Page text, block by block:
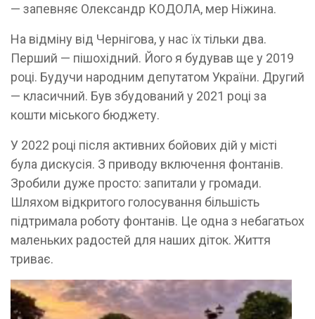
— запевняє Олександр КОДОЛА, мер Ніжина.
На відміну від Чернігова, у нас їх тільки два.
Перший — пішохідний. Його я будував ще у 2019
році. Будучи народним депутатом України. Другий
— класичний. Був збудований у 2021 році за
кошти міського бюджету.
У 2022 році після активних бойових дій у місті
була дискусія. З приводу включення фонтанів.
Зробили дуже просто: запитали у громади.
Шляхом відкритого голосування більшість
підтримала роботу фонтанів. Це одна з небагатьох
маленьких радостей для наших діток. Життя
триває.